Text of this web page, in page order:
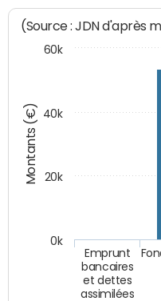
Montants (€)
(Source : JDN d'après
Emprunt
bancaires
et dettes
assimilées
0k
20k
40k
60k